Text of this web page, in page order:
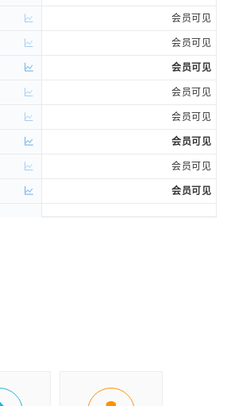
会员可见
会员可见
会员可见
会员可见
会员可见
会员可见
会员可见
会员可见